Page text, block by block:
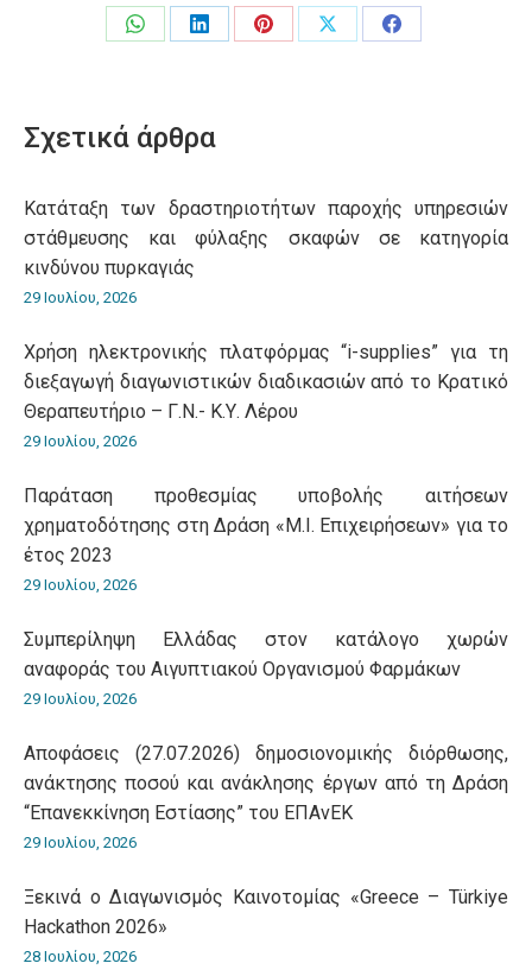
Share
Share
Share
Share
Share
Σχετικά άρθρα
Κατάταξη των δραστηριοτήτων παροχής υπηρεσιών
στάθμευσης και φύλαξης σκαφών σε κατηγορία
κινδύνου πυρκαγιάς
29 Ιουλίου, 2026
Χρήση ηλεκτρονικής πλατφόρμας “i-supplies” για τη
διεξαγωγή διαγωνιστικών διαδικασιών από το Κρατικό
Θεραπευτήριο – Γ.Ν.- Κ.Υ. Λέρου
29 Ιουλίου, 2026
Παράταση προθεσμίας υποβολής αιτήσεων
χρηματοδότησης στη Δράση «Μ.Ι. Επιχειρήσεων» για το
έτος 2023
29 Ιουλίου, 2026
Συμπερίληψη Ελλάδας στον κατάλογο χωρών
αναφοράς του Αιγυπτιακού Οργανισμού Φαρμάκων
29 Ιουλίου, 2026
Αποφάσεις (27.07.2026) δημοσιονομικής διόρθωσης,
ανάκτησης ποσού και ανάκλησης έργων από τη Δράση
“Επανεκκίνηση Εστίασης” του ΕΠΑνΕΚ
29 Ιουλίου, 2026
Ξεκινά ο Διαγωνισμός Καινοτομίας «Greece – Türkiye
Hackathon 2026»
28 Ιουλίου, 2026